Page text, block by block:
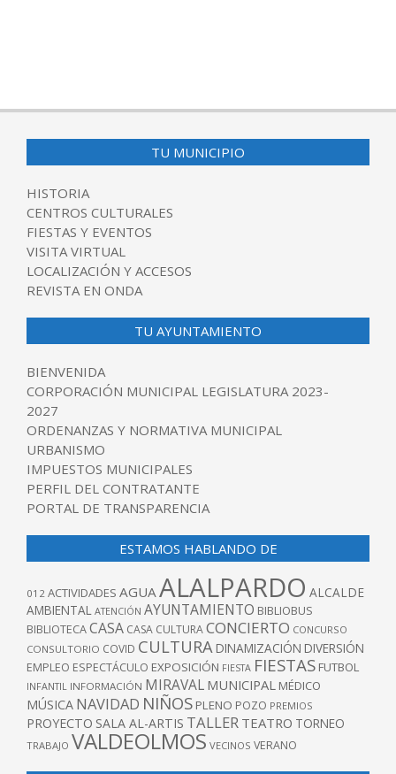
TU MUNICIPIO
HISTORIA
CENTROS CULTURALES
FIESTAS Y EVENTOS
VISITA VIRTUAL
LOCALIZACIÓN Y ACCESOS
REVISTA EN ONDA
TU AYUNTAMIENTO
BIENVENIDA
CORPORACIÓN MUNICIPAL LEGISLATURA 2023-
2027
ORDENANZAS Y NORMATIVA MUNICIPAL
URBANISMO
IMPUESTOS MUNICIPALES
PERFIL DEL CONTRATANTE
PORTAL DE TRANSPARENCIA
ESTAMOS HABLANDO DE
012 ACTIVIDADES AGUAALALPARDO ALCALDE
AMBIENTAL ATENCIÓN AYUNTAMIENTO BIBLIOBUS
BIBLIOTECACASA CASA CULTURACONCIERTO CONCURSO
CONSULTORIO COVID CULTURA DINAMIZACIÓN DIVERSIÓN
EMPLEO ESPECTÁCULO EXPOSICIÓN FIESTA FIESTAS FUTBOL
INFANTIL INFORMACIÓN MIRAVAL MUNICIPAL MÉDICO
MÚSICA NAVIDAD NIÑOS PLENO POZO PREMIOS
PROYECTO SALA AL-ARTIS TALLER TEATRO TORNEO
TRABAJO VALDEOLMOS VECINOS VERANO